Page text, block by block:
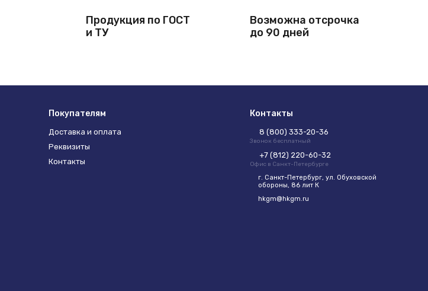
Продукция по ГОСТ
и ТУ
Возможна отсрочка
до 90 дней
Покупателям
Доставка и оплата
Реквизиты
Контакты
Контакты
8 (800) 333-20-36
Звонок бесплатный
+7 (812) 220-60-32
Офис в Санкт-Петербурге
г. Санкт-Петербург, ул. Обуховской
обороны, 86 лит К
hkgm@hkgm.ru